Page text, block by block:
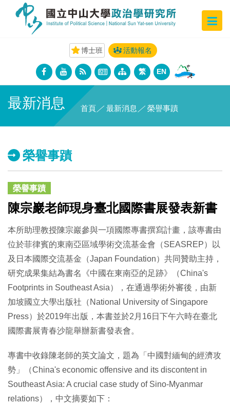
博士班 活動報名
繁 EN
最新消息 首頁 ／ 最新消息 ／ 榮譽事蹟
榮譽事蹟
榮譽事蹟
陳宗巖老師現身臺北國際書展發表新書
本所助理教授陳宗巖參與一項國際專書撰寫計畫，該專書由
位於菲律賓的東南亞區域學術交流基金會（SEASREP）以
及日本國際交流基金（Japan Foundation）共同贊助主持，
研究成果集結為書名《中國在東南亞的足跡》（China's
Footprints in Southeast Asia），在通過學術外審後，由新
加坡國立大學出版社（National University of Singapore
Press）於2019年出版，本書並於2月16日下午六時在臺北
國際書展青春沙龍舉辦新書發表會。
專書中收錄陳老師的英文論文，題為「中國對緬甸的經濟攻
勢」（China's economic offensive and its discontent in
Southeast Asia: A crucial case study of Sino-Myanmar
relations），中文摘要如下：